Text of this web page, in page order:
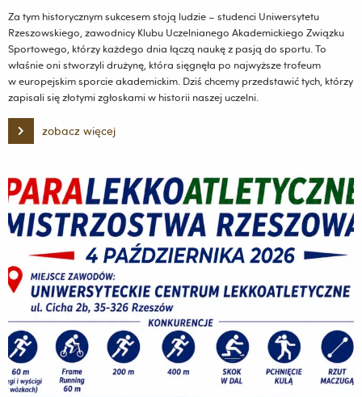
Za tym historycznym sukcesem stoją ludzie – studenci Uniwersytetu
Rzeszowskiego, zawodnicy Klubu Uczelnianego Akademickiego Związku
Sportowego, którzy każdego dnia łączą naukę z pasją do sportu. To
właśnie oni stworzyli drużynę, która sięgnęła po najwyższe trofeum
w europejskim sporcie akademickim. Dziś chcemy przedstawić tych, którzy
zapisali się złotymi zgłoskami w historii naszej uczelni.
zobacz więcej
Poznajcie
Mistrzów
oni
zapisali
się
w
historii
Uniwersytetu
Rzeszowskiego.